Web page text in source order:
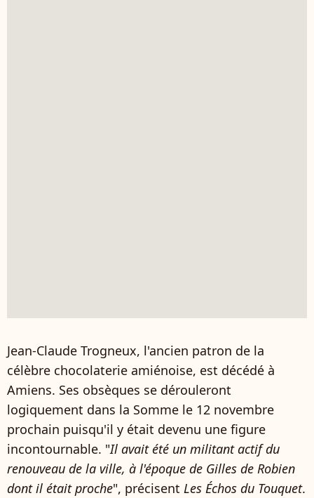
Jean-Claude Trogneux, l'ancien patron de la
célèbre chocolaterie amiénoise, est décédé à
Amiens. Ses obsèques se dérouleront
logiquement dans la Somme le 12 novembre
prochain puisqu'il y était devenu une figure
incontournable. "Il avait été un militant actif du
renouveau de la ville, à l'époque de Gilles de Robien
dont il était proche", précisent Les Échos du Touquet.